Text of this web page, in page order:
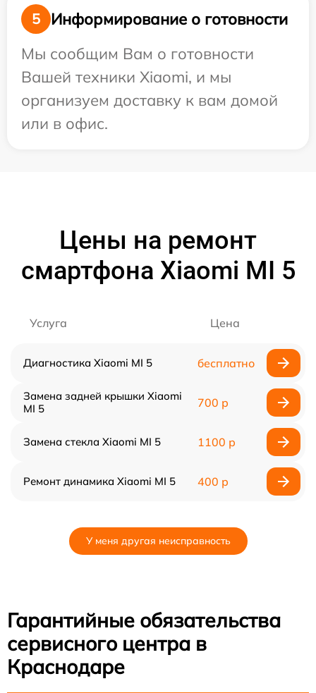
5
Информирование о готовности
Мы сообщим Вам о готовности
Вашей техники Xiaomi, и мы
организуем доставку к вам домой
или в офис.
Цены на ремонт
смартфона Xiaomi MI 5
Услуга Цена
Диагностика Xiaomi MI 5 бесплатно
Замена задней крышки Xiaomi
MI 5
700 р
Замена стекла Xiaomi MI 5 1100 р
Ремонт динамика Xiaomi MI 5 400 р
У меня другая неисправность
Гарантийные обязательства
сервисного центра в
Краснодаре